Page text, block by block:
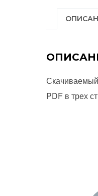
PDF в трех